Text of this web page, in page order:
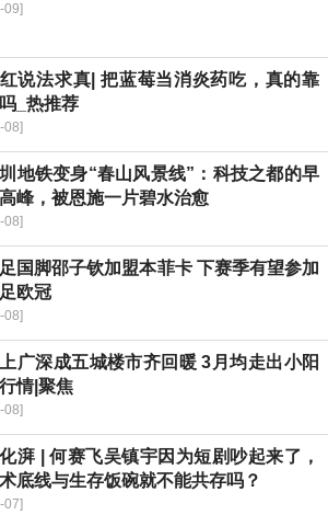
09]
说法求真| 把蓝莓当消炎药吃，真的靠
_热推荐
08]
地铁变身“春山风景线”：科技之都的早
峰，被恩施一片碧水治愈
08]
国脚邵子钦加盟本菲卡 下赛季有望参加
欧冠
08]
广深成五城楼市齐回暖 3月均走出小阳
情|聚焦
08]
湃 | 何赛飞吴镇宇因为短剧吵起来了，
底线与生存饭碗就不能共存吗？
07]